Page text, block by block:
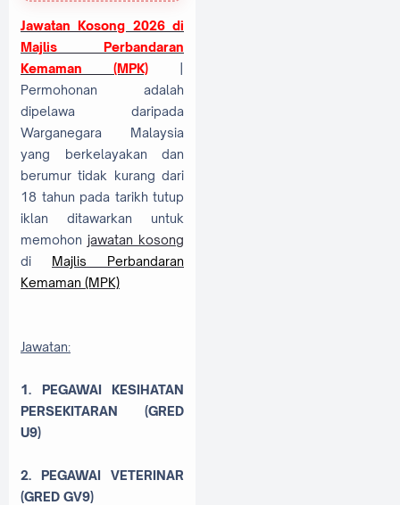
Jawatan Kosong 2026 di
Majlis Perbandaran
Kemaman (MPK)
Permohonan adalah
dipelawa daripada
Warganegara Malaysia
yang berkelayakan dan
berumur tidak kurang dari
18 tahun pada tarikh tutup
iklan ditawarkan untuk
memohon jawatan kosong
di Majlis Perbandaran
Kemaman (MPK)
Jawatan:
1. PEGAWAI KESIHATAN
PERSEKITARAN (GRED
U9)
2. PEGAWAI VETERINAR
(GRED GV9)